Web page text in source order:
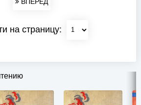
на страницу: